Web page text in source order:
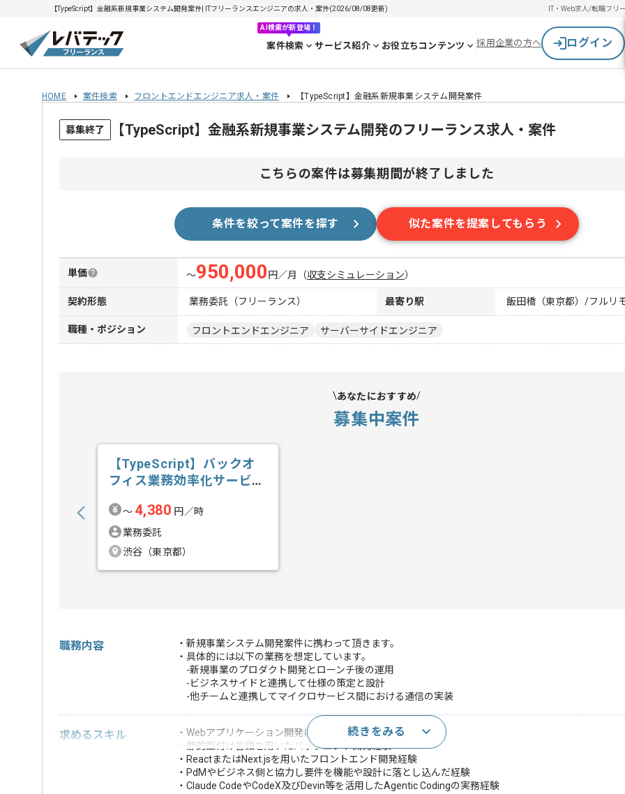
【TypeScript】金融系新規事業システム開発案件| ITフリーランスエンジニアの求人・案件(2026/08/08更新) IT・Web求人/転職フリ
AI検索が新登場！
案件検索 サービス紹介 お役立ちコンテンツ 採用企業の方へ ログイン
HOME 案件検索 フロントエンドエンジニア求人・案件 【TypeScript】金融系新規事業システム開発案件
募集終了 【TypeScript】金融系新規事業システム開発のフリーランス求人・案件
こちらの案件は募集期間が終了しました
条件を絞って案件を探す 似た案件を提案してもらう
単価 〜950,000 円／月 （収支シミュレーション）
契約形態 業務委託（フリーランス） 最寄り駅 飯田橋（東京都）/フルリ
職種・ポジション フロントエンドエンジニア サーバーサイドエンジニア
あなたにおすすめ
募集中案件
【TypeScript】バックオ
フィス業務効率化サービス
〜 4,380 円／時
業務委託
渋谷（東京都）
職務内容
・新規事業システム開発案件に携わって頂きます。
・具体的には以下の業務を想定しています。
-新規事業のプロダクト開発とローンチ後の運用
-ビジネスサイドと連携して仕様の策定と設計
-他チームと連携してマイクロサービス間における通信の実装
求めるスキル
・Webアプリケーション開発における実務経験(3年以上)
・静的型付け言語を用いたバックエンド開発経験
・ReactまたはNext.jsを用いたフロントエンド開発経験
・PdMやビジネス側と協力し要件を機能や設計に落とし込んだ経験
・Claude CodeやCodeX及びDevin等を活用したAgentic Codingの実務経験
続きをみる